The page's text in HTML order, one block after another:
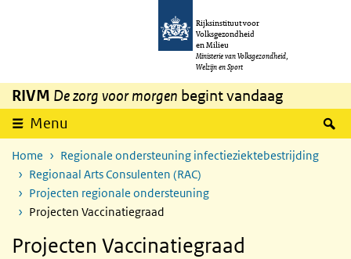
Overslaan en naar de inhoud gaan
Rijksinstituut voor
Volksgezondheid
en Milieu
Ministerie van Volksgezondheid,
Welzijn en Sport
RIVM De zorg voor morgen begint vandaag
Menu
Home
Regionale ondersteuning infectieziektebestrijding
Regionaal Arts Consulenten (RAC)
Projecten regionale ondersteuning
Projecten Vaccinatiegraad
Projecten Vaccinatiegraad